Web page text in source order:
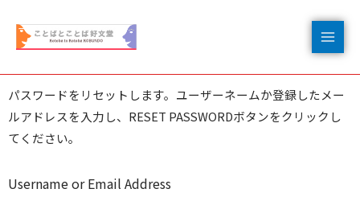
パスワードをリセットします。ユーザーネームか登録したメー
ルアドレスを入力し、RESET PASSWORDボタンをクリックし
てください。
Username or Email Address